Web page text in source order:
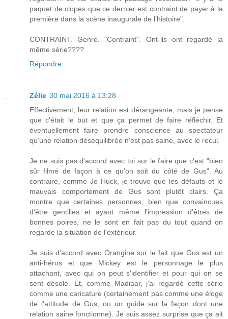
paquet de clopes que ce dernier est contraint de payer à la
première dans la scène inaugurale de l’histoire".
CONTRAINT. Genre. "Contraint". Ont-ils ont regardé la
même série????
Répondre
Zélie 30 mai 2016 à 13:28
Effectivement, leur relation est dérangeante, mais je pense
que c'était le but et que ça permet de faire réfléchir. Et
éventuellement faire prendre conscience au spectateur
qu'une relation déséquilibrée n'est pas saine, avec le recul.
Je ne suis pas d'accord avec toi sur le faire que c'est "bien
sûr filmé de façon à ce qu'on soit du côté de Gus". Au
contraire, comme Jo Huck, je trouve que les défauts et le
mauvais comportement de Gus sont plutôt clairs. Ça
montre que certaines personnes, bien que convaincues
d'être gentilles et ayant même l'impression d'êtres de
bonnes poires, ne le sont en fait pas du tout quand on
regarde la situation de l'extérieur.
Je suis d'accord avec Orangine sur le fait que Gus est un
anti-héros et que Mickey est le personnage le plus
attachant, avec qui on peut s'identifier et pour qui on se
sent désolé. Et, comme Madiaar, j'ai regardé cette série
comme une caricature (certainement pas comme une éloge
de l'attitude de Gus, ou un guide sur la façon dont une
relation saine fonctionne). Je suis assez surprise que ça ait